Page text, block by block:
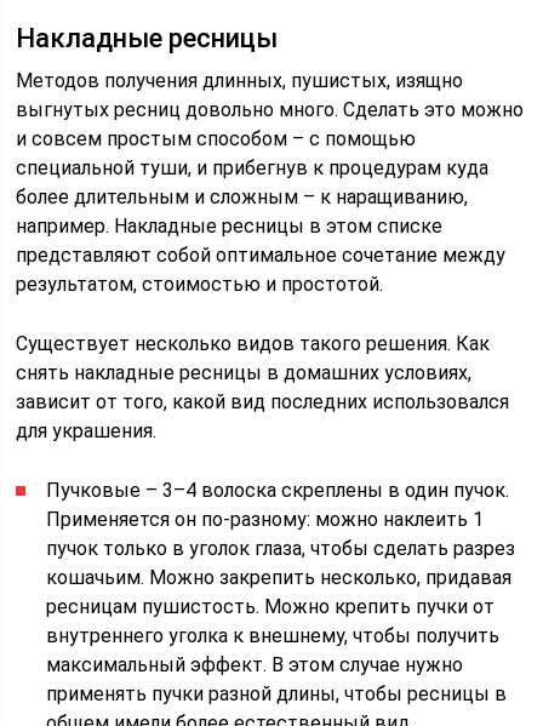
Накладные ресницы
Методов получения длинных, пушистых, изящно
выгнутых ресниц довольно много. Сделать это можно
и совсем простым способом – с помощью
специальной туши, и прибегнув к процедурам куда
более длительным и сложным – к наращиванию,
например. Накладные ресницы в этом списке
представляют собой оптимальное сочетание между
результатом, стоимостью и простотой.
Существует несколько видов такого решения. Как
снять накладные ресницы в домашних условиях,
зависит от того, какой вид последних использовался
для украшения.
Пучковые – 3–4 волоска скреплены в один пучок.
Применяется он по-разному: можно наклеить 1
пучок только в уголок глаза, чтобы сделать разрез
кошачьим. Можно закрепить несколько, придавая
ресницам пушистость. Можно крепить пучки от
внутреннего уголка к внешнему, чтобы получить
максимальный эффект. В этом случае нужно
применять пучки разной длины, чтобы ресницы в